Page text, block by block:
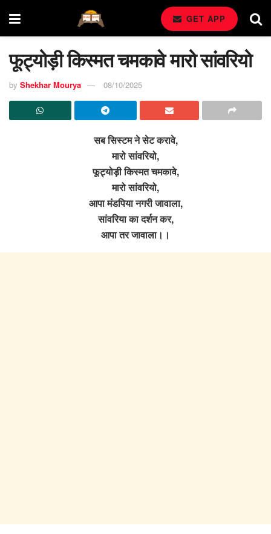
GET APP
फूट्योड़ी किस्मत चमकावे मारो सांवरियो
by Shekhar Mourya 08/10/2025
सब सिस्टम ने सेट करावे,
मारो सांवरियो,
फूट्योड़ी किस्मत चमकावे,
मारो सांवरियो,
आपा मंडपिया नगरी जावाला,
सांवरिया का दर्शन कर,
आपा तर जावाला।।